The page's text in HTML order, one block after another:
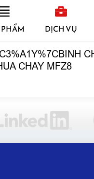
DỊCH VỤ
CHAY MFZ8